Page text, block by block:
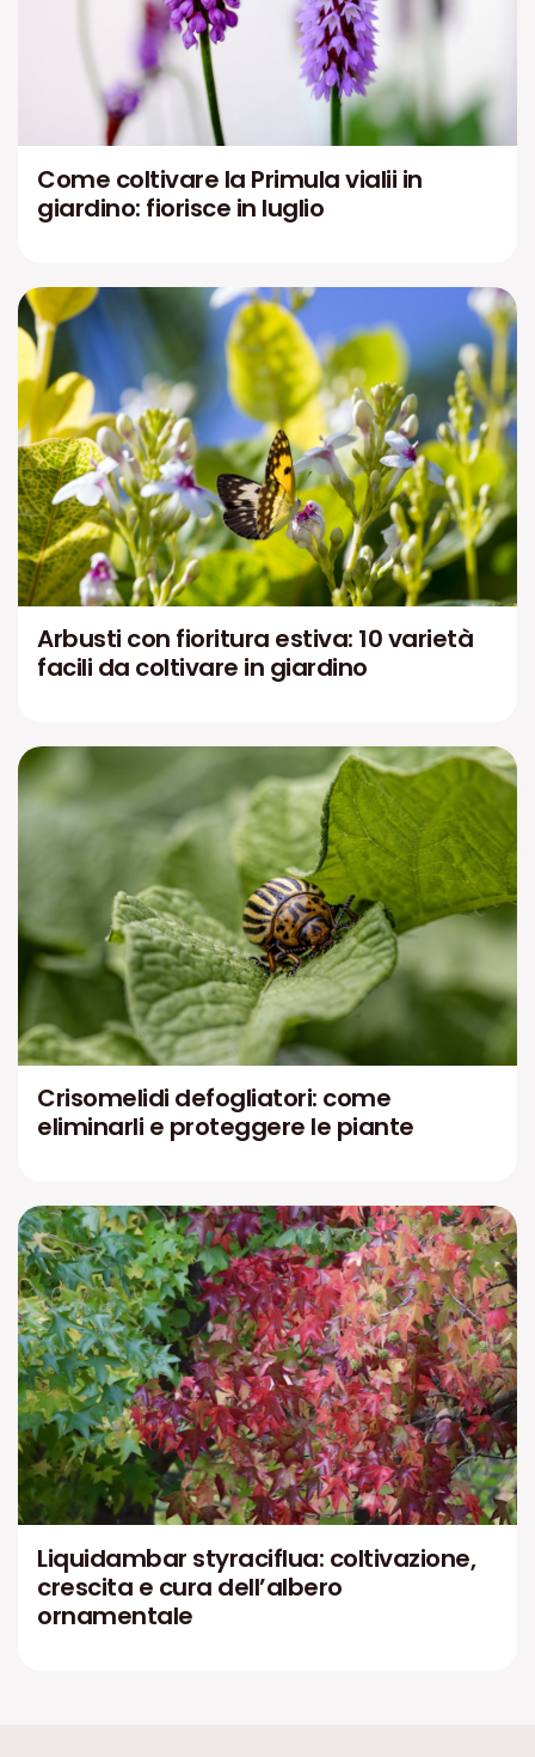
Come coltivare la Primula vialii in
giardino: fiorisce in luglio
Arbusti con fioritura estiva: 10 varietà
facili da coltivare in giardino
Crisomelidi defogliatori: come
eliminarli e proteggere le piante
Liquidambar styraciflua: coltivazione,
crescita e cura dell’albero
ornamentale